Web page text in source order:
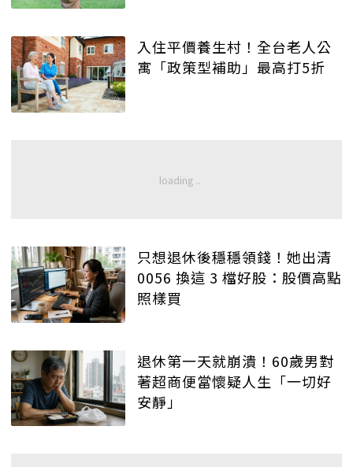
入住平價養生村！全台老人公
寓「政策型補助」最高打5折
只想退休後穩穩領錢！她出清
0056 換這 3 檔好股：股價高點
照樣買
退休第一天就崩潰！60歲男對
著超商便當懷疑人生「一切好
安靜」